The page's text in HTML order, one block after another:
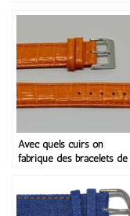
Avec quels cuirs on
fabrique des bracelets de